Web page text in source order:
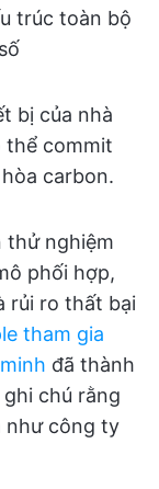
trúc toàn bộ
bị của nhà
thể commit
carbon.
thử nghiệm
phối hợp,
rủi ro thất bại
tham gia
đã thành
chú rằng
như công ty